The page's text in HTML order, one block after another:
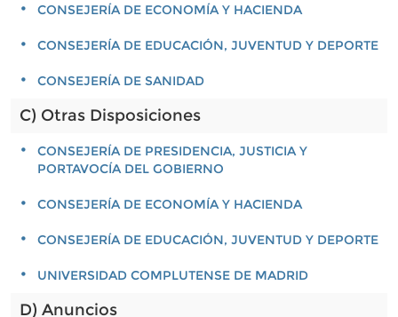
CONSEJERÍA DE ECONOMÍA Y HACIENDA
CONSEJERÍA DE EDUCACIÓN, JUVENTUD Y DEPORTE
CONSEJERÍA DE SANIDAD
C) Otras Disposiciones
CONSEJERÍA DE PRESIDENCIA, JUSTICIA Y
PORTAVOCÍA DEL GOBIERNO
CONSEJERÍA DE ECONOMÍA Y HACIENDA
CONSEJERÍA DE EDUCACIÓN, JUVENTUD Y DEPORTE
UNIVERSIDAD COMPLUTENSE DE MADRID
D) Anuncios